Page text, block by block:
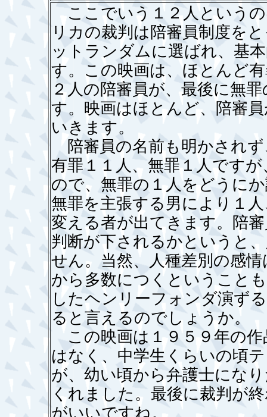
ここでいう１２人という
リカの裁判は陪審員制度を
ットランダムに選ばれ、基
す。この映画は、ほとんど
２人の陪審員が、最後に無
す。映画はほとんど、陪審
いきます。
陪審員の名前も明かされ
有罪１１人、無罪１人です
ので、無罪の１人をどうに
無罪を主張する男により１
変える者が出てきます。陪
判断が下されるかというと
せん。当然、人種差別の感
から多数につくということ
したヘンリーフォンダ演ず
ると言えるのでしょうか。
この映画は１９５９年の作
はなく、中学生くらいの頃
が、幼い頃から弁護士にな
くれました。最後に裁判が
がいいですね。